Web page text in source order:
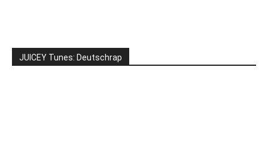
JUICEY Tunes: Deutschrap